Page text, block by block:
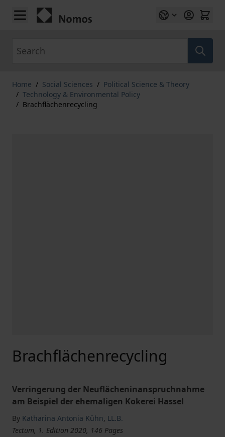
Skip to Content
Home / Social Sciences / Political Science & Theory
/ Technology & Environmental Policy
/ Brachflächenrecycling
Brachflächenrecycling
Verringerung der Neuflächeninanspruchnahme
am Beispiel der ehemaligen Kokerei Hassel
By Katharina Antonia Kühn, LL.B.
Tectum, 1. Edition 2020, 146 Pages